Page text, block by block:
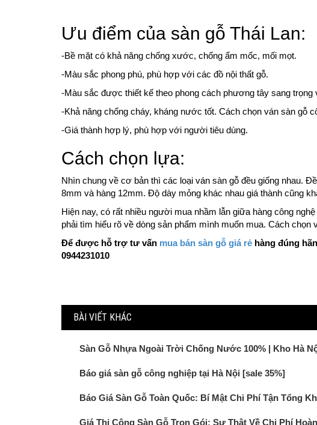
Ưu điểm của sàn gỗ Thái Lan:
-Bề mặt có khả năng chống xước, chống ẩm mốc, mối mọt.
-Màu sắc phong phú, phù hợp với các đồ nội thất gỗ.
-Màu sắc được thiết kế theo phong cách phương tây sang trọng
-Khả năng chống cháy, kháng nước tốt. Cách chọn ván sàn gỗ
-Giá thành hợp lý, phù hợp với người tiêu dùng.
Cách chọn lựa:
Nhìn chung về cơ bản thì các loại ván sàn gỗ đều giống nhau.
8mm và hàng 12mm. Độ dày mỏng khác nhau giá thành cũng
Hiện nay, có rất nhiều người mua nhầm lẫn giữa hàng công
phải tìm hiểu rõ về dòng sản phẩm mình muốn mua. Cách chọn
Để được hỗ trợ tư vấn mua bán sàn gỗ giá rẻ hàng đúng
0944231010
BÀI VIẾT KHÁC
Sàn Gỗ Nhựa Ngoài Trời Chống Nước 100% | Kho Hà
Báo giá sàn gỗ công nghiệp tại Hà Nội [sale 35%]
Báo Giá Sàn Gỗ Toàn Quốc: Bí Mật Chi Phí Tận Tổng
Giá Thi Công Sàn Gỗ Trọn Gói: Sự Thật Về Chi Phí